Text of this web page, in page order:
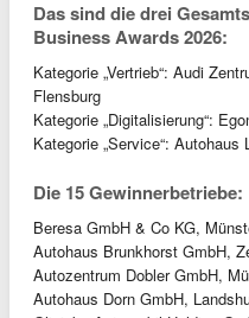
Das sind die drei
Business Awards 2026:
Kategorie „Vertrieb“: Audi
Flensburg
Kategorie „Digitalisierung“:
Kategorie „Service“:
Die 15 Gewinnerbetriebe:
Beresa GmbH & Co KG,
Autohaus Brunkhorst GmbH,
Autozentrum Dobler GmbH,
Autohaus Dorn GmbH,